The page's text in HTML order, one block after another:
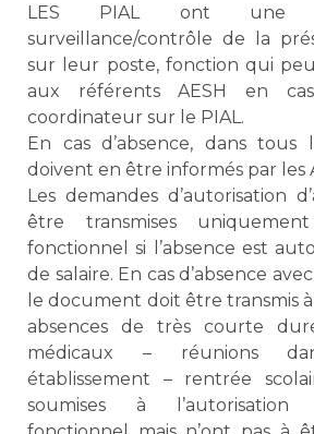
LES PIAL ont une
surveillance/contrôle de la
sur leur poste, fonction qui
aux référents AESH en
coordinateur sur le PIAL.
En cas d’absence, dans tous
doivent en être informés par les
Les demandes d’autorisation
être transmises
fonctionnel si l’absence est
de salaire. En cas d’absence
le document doit être transmis
absences de très courte
médicaux – réunions
établissement – rentrée
soumises à